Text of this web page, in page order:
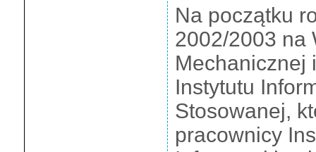
Na początku
2002/2003 na
Mechanicznej
Instytutu
Stosowanej,
pracownicy